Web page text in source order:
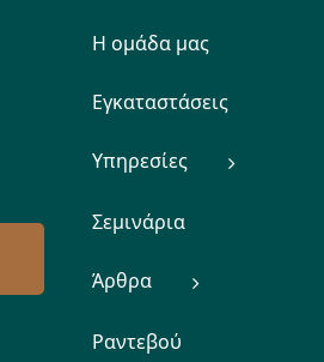
Η ομάδα μας
Εγκαταστάσεις
Υπηρεσίες
Σεμινάρια
Άρθρα
Ραντεβού